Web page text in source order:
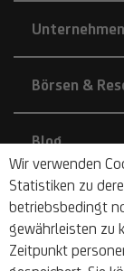
Wir verwenden
Statistiken zu
betriebsbedingt
gewährleisten zu
Zeitpunkt
Unternehmen
Börsen &
Blog
Nachhaltigkeit
Barrierefrei